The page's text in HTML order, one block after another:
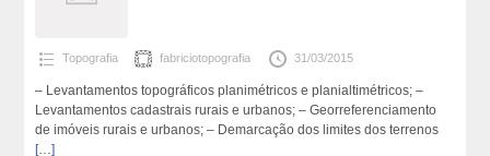
Topografia fabriciotopografia 31/03/2015
– Levantamentos topográficos planimétricos e planialtimétricos; –
Levantamentos cadastrais rurais e urbanos; – Georreferenciamento
de imóveis rurais e urbanos; – Demarcação dos limites dos terrenos
[…]